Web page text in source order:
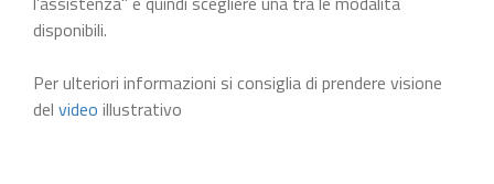
disponibili.
Per ulteriori informazioni si consiglia di prendere visione
del video illustrativo